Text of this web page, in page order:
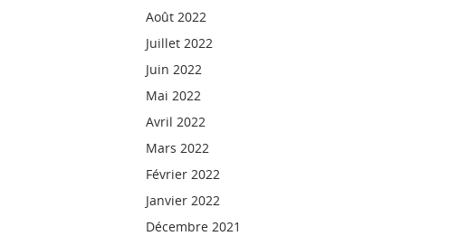
Août 2022
Juillet 2022
Juin 2022
Mai 2022
Avril 2022
Mars 2022
Février 2022
Janvier 2022
Décembre 2021